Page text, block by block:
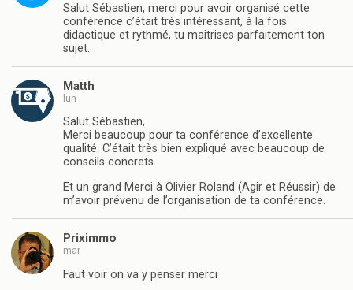
Salut Sébastien, merci pour avoir organisé cette
conférence c’était très intéressant, à la fois
didactique et rythmé, tu maitrises parfaitement ton
sujet.
Matth
lun
Salut Sébastien,
Merci beaucoup pour ta conférence d’excellente
qualité. C’était très bien expliqué avec beaucoup de
conseils concrets.
Et un grand Merci à Olivier Roland (Agir et Réussir) de
m’avoir prévenu de l’organisation de ta conférence.
Priximmo
mar
Faut voir on va y penser merci